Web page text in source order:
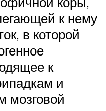
к нему
в которой
к
и
мозговой